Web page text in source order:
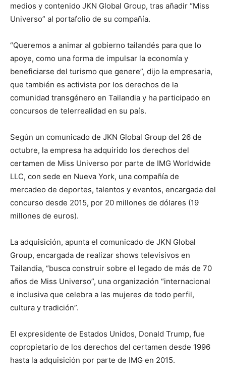
medios y contenido JKN Global Group, tras añadir “Miss
Universo” al portafolio de su compañía.
“Queremos a animar al gobierno tailandés para que lo
apoye, como una forma de impulsar la economía y
beneficiarse del turismo que genere”, dijo la empresaria,
que también es activista por los derechos de la
comunidad transgénero en Tailandia y ha participado en
concursos de telerrealidad en su país.
Según un comunicado de JKN Global Group del 26 de
octubre, la empresa ha adquirido los derechos del
certamen de Miss Universo por parte de IMG Worldwide
LLC, con sede en Nueva York, una compañía de
mercadeo de deportes, talentos y eventos, encargada del
concurso desde 2015, por 20 millones de dólares (19
millones de euros).
La adquisición, apunta el comunicado de JKN Global
Group, encargada de realizar shows televisivos en
Tailandia, “busca construir sobre el legado de más de 70
años de Miss Universo”, una organización “internacional
e inclusiva que celebra a las mujeres de todo perfil,
cultura y tradición”.
El expresidente de Estados Unidos, Donald Trump, fue
copropietario de los derechos del certamen desde 1996
hasta la adquisición por parte de IMG en 2015.